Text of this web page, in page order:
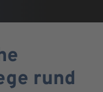
rund